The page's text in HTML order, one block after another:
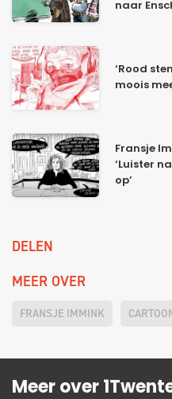
naar
‘Rood
moois
Fransje
‘Luister
op’
DELEN
MEER OVER
FRANSJE IMMINK
Meer over